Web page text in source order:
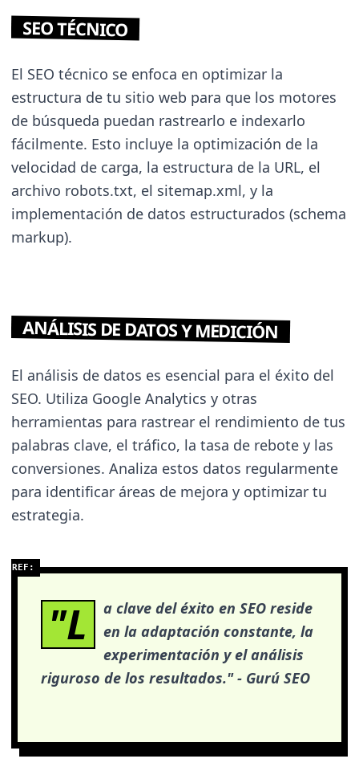
SEO TÉCNICO
El SEO técnico se enfoca en optimizar la
estructura de tu sitio web para que los motores
de búsqueda puedan rastrearlo e indexarlo
fácilmente. Esto incluye la optimización de la
velocidad de carga, la estructura de la URL, el
archivo robots.txt, el sitemap.xml, y la
implementación de datos estructurados (schema
markup).
ANÁLISIS DE DATOS Y MEDICIÓN
El análisis de datos es esencial para el éxito del
SEO. Utiliza Google Analytics y otras
herramientas para rastrear el rendimiento de tus
palabras clave, el tráfico, la tasa de rebote y las
conversiones. Analiza estos datos regularmente
para identificar áreas de mejora y optimizar tu
estrategia.
"L
a clave del éxito en SEO reside
en la adaptación constante, la
experimentación y el análisis
riguroso de los resultados." - Gurú SEO